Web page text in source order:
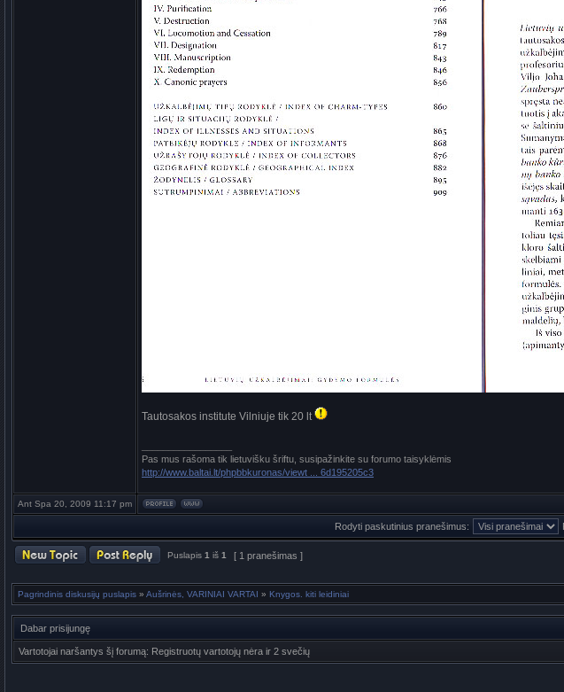
Tautosakos institute Vilniuje tik 20 lt
Pas mus rašoma tik lietuvišku šriftu, susipažinkite su forumo taisyklėmis
http://www.baltai.lt/phpbbkuronas/viewt ... 6d195205c3
Ant Spa 20, 2009 11:17 pm
Rodyti paskutinius pranešimus:
Puslapis 1 iš 1 [ 1 pranešimas ]
Pagrindinis diskusijų puslapis » Aušrinės, VARINIAI VARTAI » Knygos. kiti leidiniai
Dabar prisijungę
Vartotojai naršantys šį forumą: Registruotų vartotojų nėra ir 2 svečių